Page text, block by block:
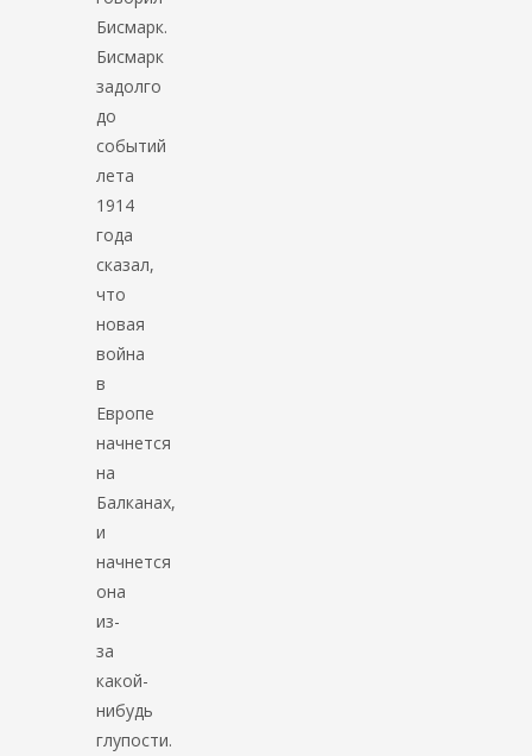
Бисмарк.
Бисмарк
задолго
до
событий
лета
1914
года
сказал,
что
новая
война
в
Европе
начнется
на
Балканах,
и
начнется
она
из-
за
какой-
нибудь
глупости.